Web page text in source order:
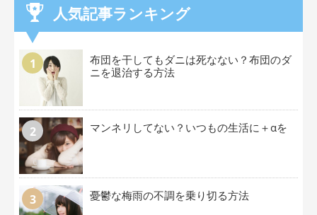
人気記事ランキング
布団を干してもダニは死なない？布団のダ
ニを退治する方法
マンネリしてない？いつもの生活に＋αを
憂鬱な梅雨の不調を乗り切る方法